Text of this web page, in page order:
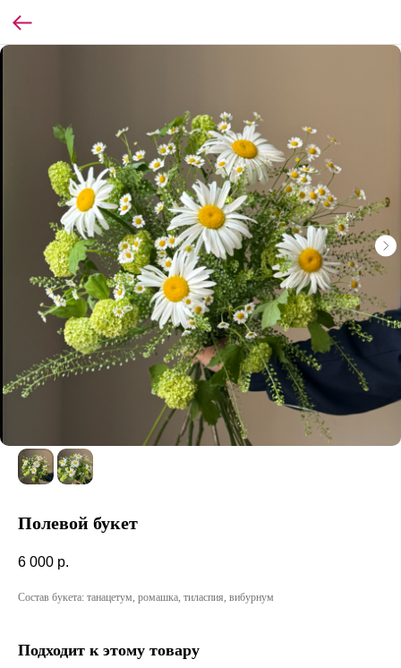
Полевой букет
6 000 р.
Состав букета: танацетум, ромашка, тиласпия, вибурнум
Подходит к этому товару